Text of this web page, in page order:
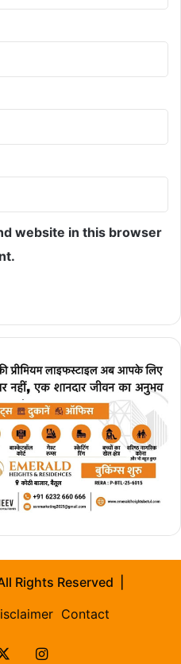
website in this browser
Rights Reserved |
Contact
Instagram